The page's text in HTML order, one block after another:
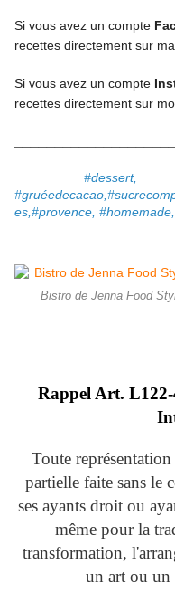
Si vous avez un compte
recettes directement sur
Si vous avez un compte
recettes directement sur
es,#provence, #homemade,
Bistro de Jenna Food
Rappel Art.
Toute
partielle faite sans le
ses ayants droit ou
même pour la
transformation,
un art ou un